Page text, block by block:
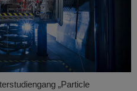
„Particle